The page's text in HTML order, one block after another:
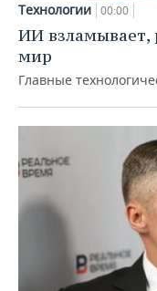
Технологии 00:00
ИИ взламывает,
мир
Главные